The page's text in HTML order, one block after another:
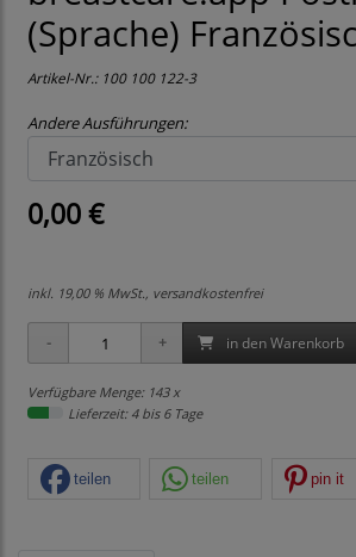
(Sprache)
Artikel-Nr.: 100 100 122-3
Andere Ausführungen:
0,00 €
inkl. 19,00 % MwSt., versandkostenfrei
in den Warenkorb
Verfügbare Menge: 143 x
Lieferzeit: 4 bis 6 Tage
teilen teilen pin it